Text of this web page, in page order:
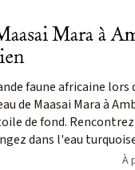
Mara à
faune africaine lors
de Maasai Mara à
de fond.
dans l'eau
À